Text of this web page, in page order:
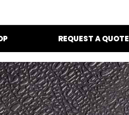
REQUEST A QUOTE